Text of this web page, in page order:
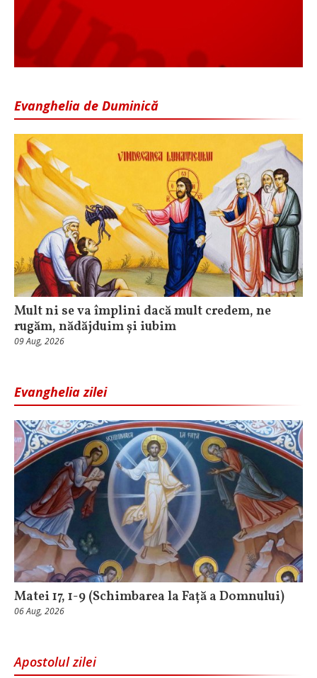
Evanghelia de Duminică
Mult ni se va împlini dacă mult credem, ne
rugăm, nădăjduim și iubim
09 Aug, 2026
Evanghelia zilei
Matei 17, 1-9 (Schimbarea la Față a Domnului)
06 Aug, 2026
Apostolul zilei